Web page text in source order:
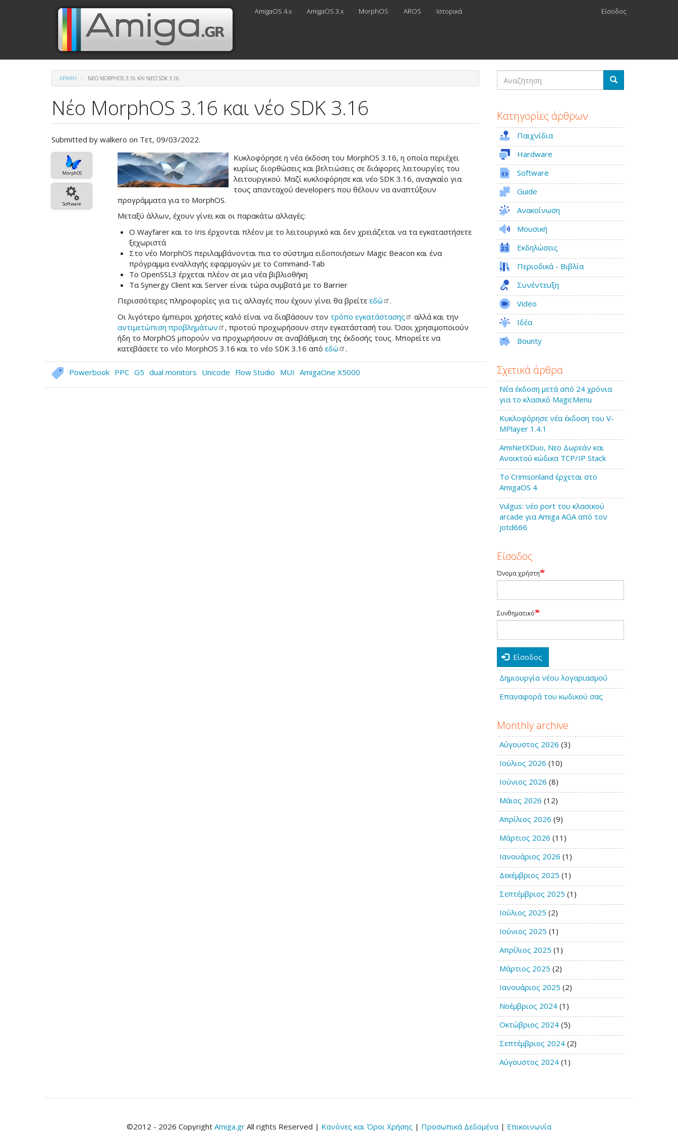
Μενού
λογαριασμού
χρήστη
Είσοδος
Κεντρική
πλοήγηση
AmigaOS 4.x AmigaOS 3.x MorphOS AROS Ιστορικά
ΑΡΧΙΚΉ ΝΈΟ MORPHOS 3.16 ΚΑΙ ΝΈΟ SDK 3.16
Νέο MorphOS 3.16 και νέο SDK 3.16
Submitted by walkero on Τετ, 09/03/2022.
MorphOS
Software
Βασική
εικόνα
του
άρθρου
Κυκλοφόρησε η νέα έκδοση του MorphOS 3.16, η οποία περιέχει
κυρίως διορθώσεις και βελτιώσεις σε διάφορες λειτουργίες του
λειτουργικού. Μαζί κυκλοφόρησε και νέο SDK 3.16, αναγκαίο για
τους απανταχού developers που θέλουν να αναπτύξουν
προγράμματα για το MorphOS.
Μεταξύ άλλων, έχουν γίνει και οι παρακάτω αλλαγές:
Ο Wayfarer και το Iris έρχονται πλέον με το λειτουργικό και δεν χρειάζεται να τα εγκαταστήσετε
ξεχωριστά
Στο νέο MorphOS περιλαμβάνονται πια το σύστημα ειδοποιήσεων Magic Beacon και ένα
πρόγραμμα εναλλαγής εφαρμογών με το Command-Tab
Το OpenSSL3 έρχεται πλέον σε μια νέα βιβλιοθήκη
Τα Synergy Client και Server είναι τώρα συμβατά με το Barrier
Περισσότερες πληροφορίες για τις αλλαγές που έχουν γίνει θα βρείτεεδώ
.
Οι λιγότερο έμπειροι χρήστες καλό είναι να διαβάσουν τοντρόποεγκατάστασης
αλλά και την
αντιμετώπισηπροβλημάτων
, προτού προχωρήσουν στην εγκατάστασή του. Όσοι χρησιμοποιούν
ήδη το MorphOS μπορούν να προχωρήσουν σε αναβάθμιση της έκδοσής τους. Μπορείτε να
κατεβάσετε το νέο MorphOS 3.16 και το νέο SDK 3.16 απόεδώ .
Powerbook PPC G5 dual monitors Unicode Flow Studio MUI AmigaOne X5000
Αναζήτηση
Αναζήτηση
Κατηγορίες άρθρων
Παιχνίδια
Hardware
Software
Guide
Ανακοίνωση
Μουσική
Εκδηλώσεις
Περιοδικά - Βιβλία
Συνέντευξη
Video
Ιδέα
Bounty
Σχετικά άρθρα
Νέα έκδοση μετά από 24 χρόνια
για το κλασικό MagicMenu
Κυκλοφόρησε νέα έκδοση του V-
MPlayer 1.4.1
AmiNetXDuo, Νεο Δωρεάν και
Ανοικτού κώδικα TCP/IP Stack
Το Crimsonland έρχεται στο
AmigaOS 4
Vulgus: νέο port του κλασικού
arcade για Amiga AGA από τον
jotd666
Είσοδος
Όνομα χρήστη
Συνθηματικό
Είσοδος
Δημιουργία νέου λογαριασμού
Επαναφορά του κωδικού σας
Monthly archive
Αύγουστος 2026 (3)
Ιούλιος 2026 (10)
Ιούνιος 2026 (8)
Μάιος 2026 (12)
Απρίλιος 2026 (9)
Μάρτιος 2026 (11)
Ιανουάριος 2026 (1)
Δεκέμβριος 2025 (1)
Σεπτέμβριος 2025 (1)
Ιούλιος 2025 (2)
Ιούνιος 2025 (1)
Απρίλιος 2025 (1)
Μάρτιος 2025 (2)
Ιανουάριος 2025 (2)
Νοέμβριος 2024(1)
Οκτώβριος 2024(5)
Σεπτέμβριος 2024(2)
Αύγουστος 2024(1)
©2012 - 2026 Copyright Amiga.gr All rights Reserved | Κανόνες και Όροι Χρήσης | Προσωπικά Δεδομένα | Επικοινωνία